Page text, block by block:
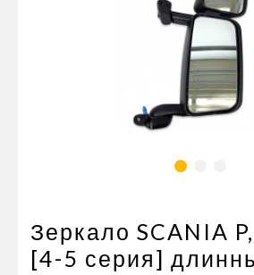
Автономное отопление и
кондиционировани
Стяжные ремни и тросы
Зеркало SCANIA
[4-5 серия]